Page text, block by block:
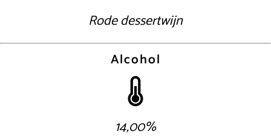
Rode dessertwijn
Alcohol
14,00%